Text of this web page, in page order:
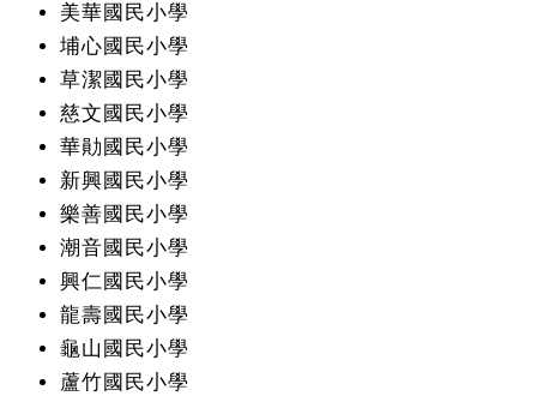
美華國民小學
埔心國民小學
草潔國民小學
慈文國民小學
華勛國民小學
新興國民小學
樂善國民小學
潮音國民小學
興仁國民小學
龍壽國民小學
龜山國民小學
蘆竹國民小學